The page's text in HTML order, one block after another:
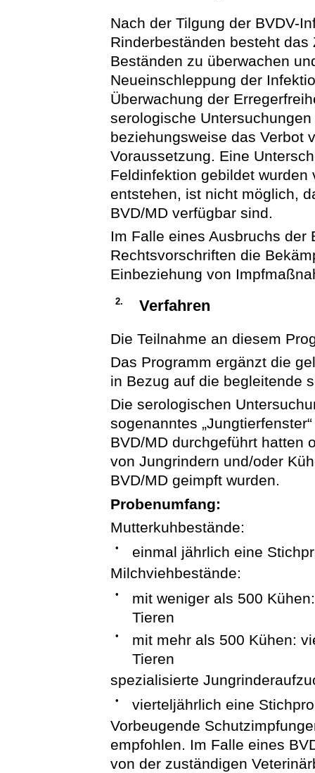
Nach der Tilgung der BVDV-
Rinderbeständen besteht
Beständen zu überwachen
Neueinschleppung der
Überwachung der
serologische
beziehungsweise das Verbot
Voraussetzung. Eine
Feldinfektion gebildet
entstehen, ist nicht möglich,
BVD/MD verfügbar sind.
Im Falle eines Ausbruchs der
Rechtsvorschriften die
Einbeziehung von
2. Verfahren
Die Teilnahme an diesem
Das Programm ergänzt die
in Bezug auf die begleitende
Die serologischen
sogenanntes
BVD/MD durchgeführt hatten
von Jungrindern und/oder
BVD/MD geimpft wurden.
Probenumfang:
Mutterkuhbestände:
•
einmal jährlich eine
Milchviehbestände:
•
mit weniger als 500
Tieren
•
mit mehr als 500 Kühen:
Tieren
spezialisierte
•
vierteljährlich eine
Vorbeugende
empfohlen. Im Falle eines
von der zuständigen